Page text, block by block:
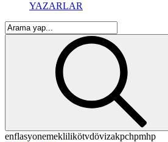
YAZARLAR
enflasyonemeklilikötvdövizakpchpmhp